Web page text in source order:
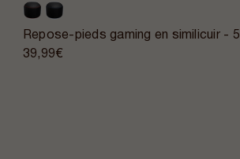
Repose-pieds gaming en similicuir -
39,99€